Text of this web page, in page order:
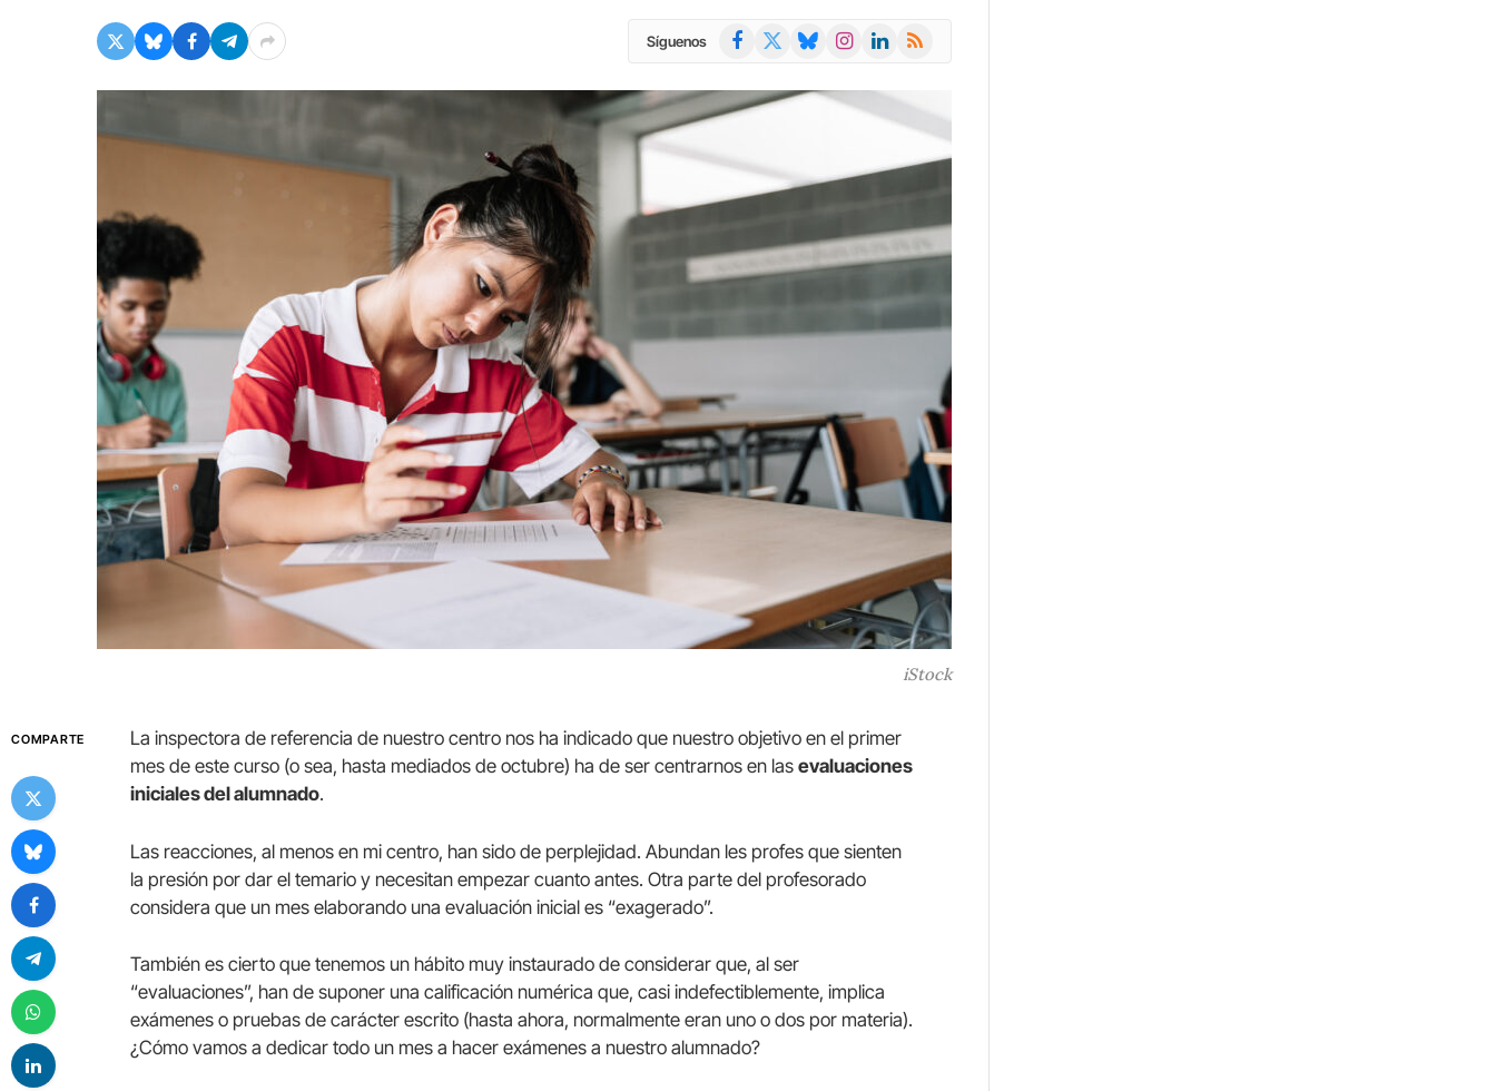
Síguenos Facebook BlueskyInstagramLinkedIn
RSS
iStock
COMPARTE
La inspectora de referencia de nuestro centro nos ha indicado que nuestro objetivo en el primer
mes de este curso (o sea, hasta mediados de octubre) ha de ser centrarnos en lasevaluaciones
iniciales del alumnado.
Las reacciones, al menos en mi centro, han sido de perplejidad. Abundan les profes que sienten
la presión por dar el temario y necesitan empezar cuanto antes. Otra parte del profesorado
considera que un mes elaborando una evaluación inicial es “exagerado”.
También es cierto que tenemos un hábito muy instaurado de considerar que, al ser
“evaluaciones”, han de suponer una calificación numérica que, casi indefectiblemente, implica
exámenes o pruebas de carácter escrito (hasta ahora, normalmente eran uno o dos por materia).
¿Cómo vamos a dedicar todo un mes a hacer exámenes a nuestro alumnado?